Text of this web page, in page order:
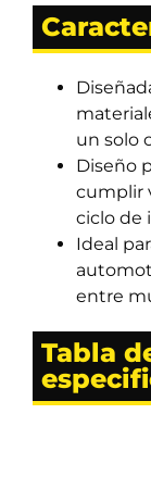
un solo
Diseño
cumplir
ciclo de
Ideal
entre
Tabla